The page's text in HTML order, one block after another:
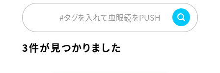
#タグを入れて虫眼鏡をPUSH
3件が見つかりました